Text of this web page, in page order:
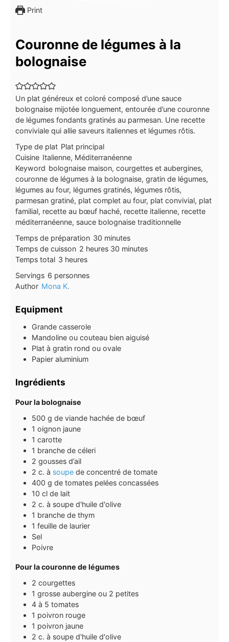
Print
Couronne de légumes à la
bolognaise
Un plat généreux et coloré composé d’une sauce
bolognaise mijotée longuement, entourée d’une couronne
de légumes fondants gratinés au parmesan. Une recette
conviviale qui allie saveurs italiennes et légumes rôtis.
Type de plat Plat principal
Cuisine Italienne, Méditerranéenne
Keyword bolognaise maison, courgettes et aubergines,
couronne de légumes à la bolognaise, gratin de légumes,
légumes au four, légumes gratinés, légumes rôtis,
parmesan gratiné, plat complet au four, plat convivial, plat
familial, recette au bœuf haché, recette italienne, recette
méditerranéenne, sauce bolognaise traditionnelle
Temps de préparation 30minutes
minutes
Temps de cuisson 2heures
heures 30minutes
minutes
Temps total 3heures
heures
Servings 6 personnes
Author Mona K.
Equipment
Grande casserole
Mandoline ou couteau bien aiguisé
Plat à gratin rond ou ovale
Papier aluminium
Ingrédients
Pour la bolognaise
500 g de viande hachée de bœuf
1 oignon jaune
1 carotte
1 branche de céleri
2 gousses d’ail
2 c. à soupe de concentré de tomate
400 g de tomates pelées concassées
10 cl de lait
2 c. à soupe d'huile d'olive
1 branche de thym
1 feuille de laurier
Sel
Poivre
Pour la couronne de légumes
2 courgettes
1 grosse aubergine ou 2 petites
4 à 5 tomates
1 poivron rouge
1 poivron jaune
2 c. à soupe d'huile d'olive